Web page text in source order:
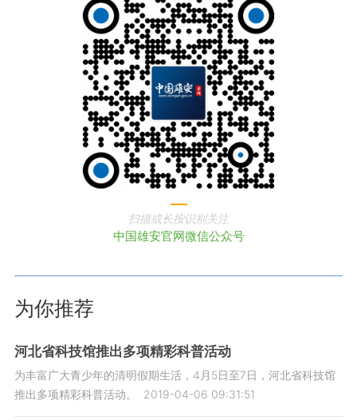
扫描或长按识别关注
中国雄安官网微信公众号
为你推荐
河北省科技馆推出多项精彩科普活动
为丰富广大青少年的清明假期生活，4月5日至7日，河北省科技馆
推出多项精彩科普活动。
2019-04-06 09:31:51